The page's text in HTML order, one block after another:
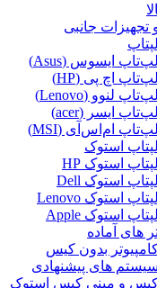
تجهیزات جانبی
لپتاپ
لپ‌تاپ ایسوس (Asus)
لپ‌تاپ اچ پی (HP)
لپ‌تاپ لنوو (Lenovo)
لپ‌تاپ ایسر (acer)
لپ‌تاپ ام‌اس‌آی (MSI)
لپتاپ استوک
لپتاپ استوک HP
لپتاپ استوک Dell
لپتاپ استوک Lenovo
لپتاپ استوک Apple
های آماده
بدون کیس
سیستم های پیشنهادی
و مینی کیس استوک